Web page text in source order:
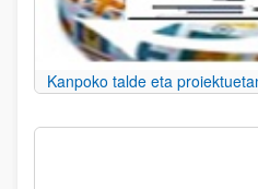
Kanpoko talde eta